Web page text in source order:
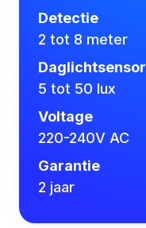
Detectie
2 tot 8 meter
Daglichtsensor
5 tot 50 lux
Voltage
220-240V AC
Garantie
2 jaar